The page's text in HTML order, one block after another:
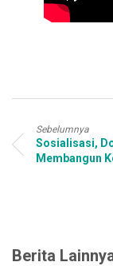
Sebelumnya
Sosialisasi,
Membangun
Berita